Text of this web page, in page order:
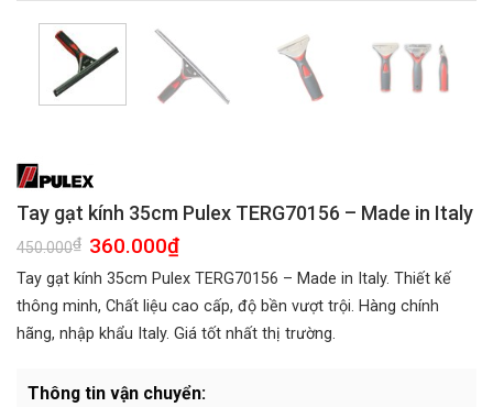
Tay gạt kính 35cm Pulex TERG70156 – Made in Italy
450.000₫ Giá
gốc
là:
450.000₫.
360.000₫Giá
tại
là:
360.000₫.
Tay gạt kính 35cm Pulex TERG70156 – Made in Italy. Thiết kế
thông minh, Chất liệu cao cấp, độ bền vượt trội. Hàng chính
hãng, nhập khẩu Italy. Giá tốt nhất thị trường.
Thông tin vận chuyển: